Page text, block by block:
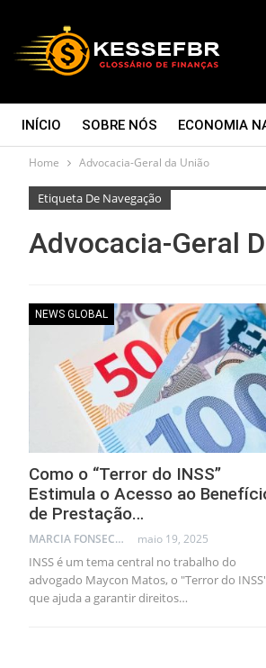
INÍCIO SOBRE NÓS ECONOMIA
CONTATO
Home Advocacia-Geral da União
Etiqueta De Navegação
Advocacia-Geral
NEWS GLOBAL
Como o “Terror do INSS”
Estimula o Acesso ao
de Prestação…
MARCIA FONSECA - FINANCIAL CONSULTANT maio 19, 2025
INSS é um tema central no trabalho do
advogado Maycon Matos, o "Terror do
que ajuda a garantir direitos…